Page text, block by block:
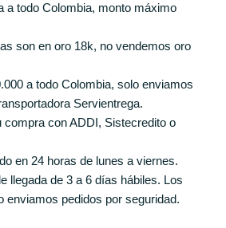
a todo Colombia, monto máximo
son en oro 18k, no vendemos oro
a todo Colombia, solo enviamos
Servientrega.
compra con ADDI, Sistecredito o
en 24 horas de lunes a viernes.
llegada de 3 a 6 días hábiles. Los
enviamos pedidos por seguridad.